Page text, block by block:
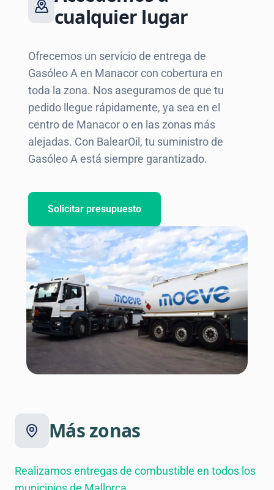
cualquier lugar
Ofrecemos un servicio de entrega de
Gasóleo A en Manacor con cobertura en
toda la zona. Nos aseguramos de que tu
pedido llegue rápidamente, ya sea en el
centro de Manacor o en las zonas más
alejadas. Con BalearOil, tu suministro de
Gasóleo A está siempre garantizado.
Solicitar presupuesto
Más zonas
Realizamos entregas de combustible en todos los